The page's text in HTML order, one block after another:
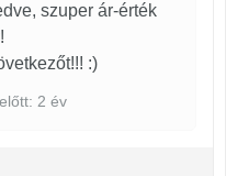
szuper ár-érték
:)
2 év